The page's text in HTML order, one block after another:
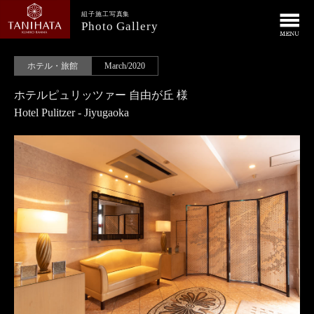
組子施工写真集
Photo Gallery
ホテル・旅館 March/2020
ホテルピュリッツァー 自由が丘 様
Hotel Pulitzer - Jiyugaoka